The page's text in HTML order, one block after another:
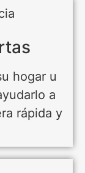
hogar u
a
rápida y